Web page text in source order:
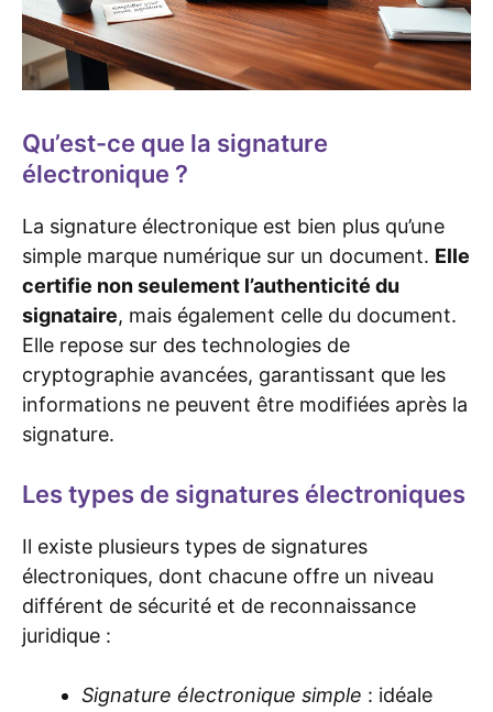
Qu’est-ce que la signature
électronique ?
La signature électronique est bien plus qu’une
simple marque numérique sur un document. Elle
certifie non seulement l’authenticité du
signataire, mais également celle du document.
Elle repose sur des technologies de
cryptographie avancées, garantissant que les
informations ne peuvent être modifiées après la
signature.
Les types de signatures électroniques
Il existe plusieurs types de signatures
électroniques, dont chacune offre un niveau
différent de sécurité et de reconnaissance
juridique :
Signature électronique simple : idéale